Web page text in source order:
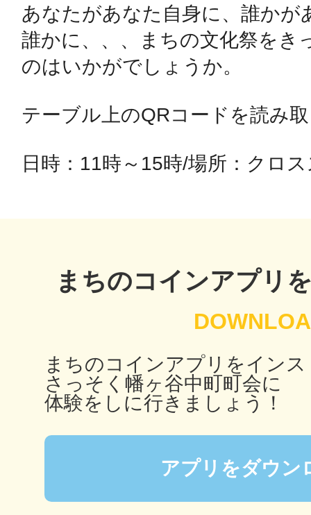
あなたがあなた自身に、誰かが
誰かに、、、まちの文化祭をき
のはいかがでしょうか。
テーブル上のQRコードを読み
日時：11時～15時/場所：クロ
まちのコインアプリ
まちのコインアプリをイン
さっそく幡ヶ谷中町町会に
体験をしに行きましょう！
アプリをダウン
生駒
日置
高知市